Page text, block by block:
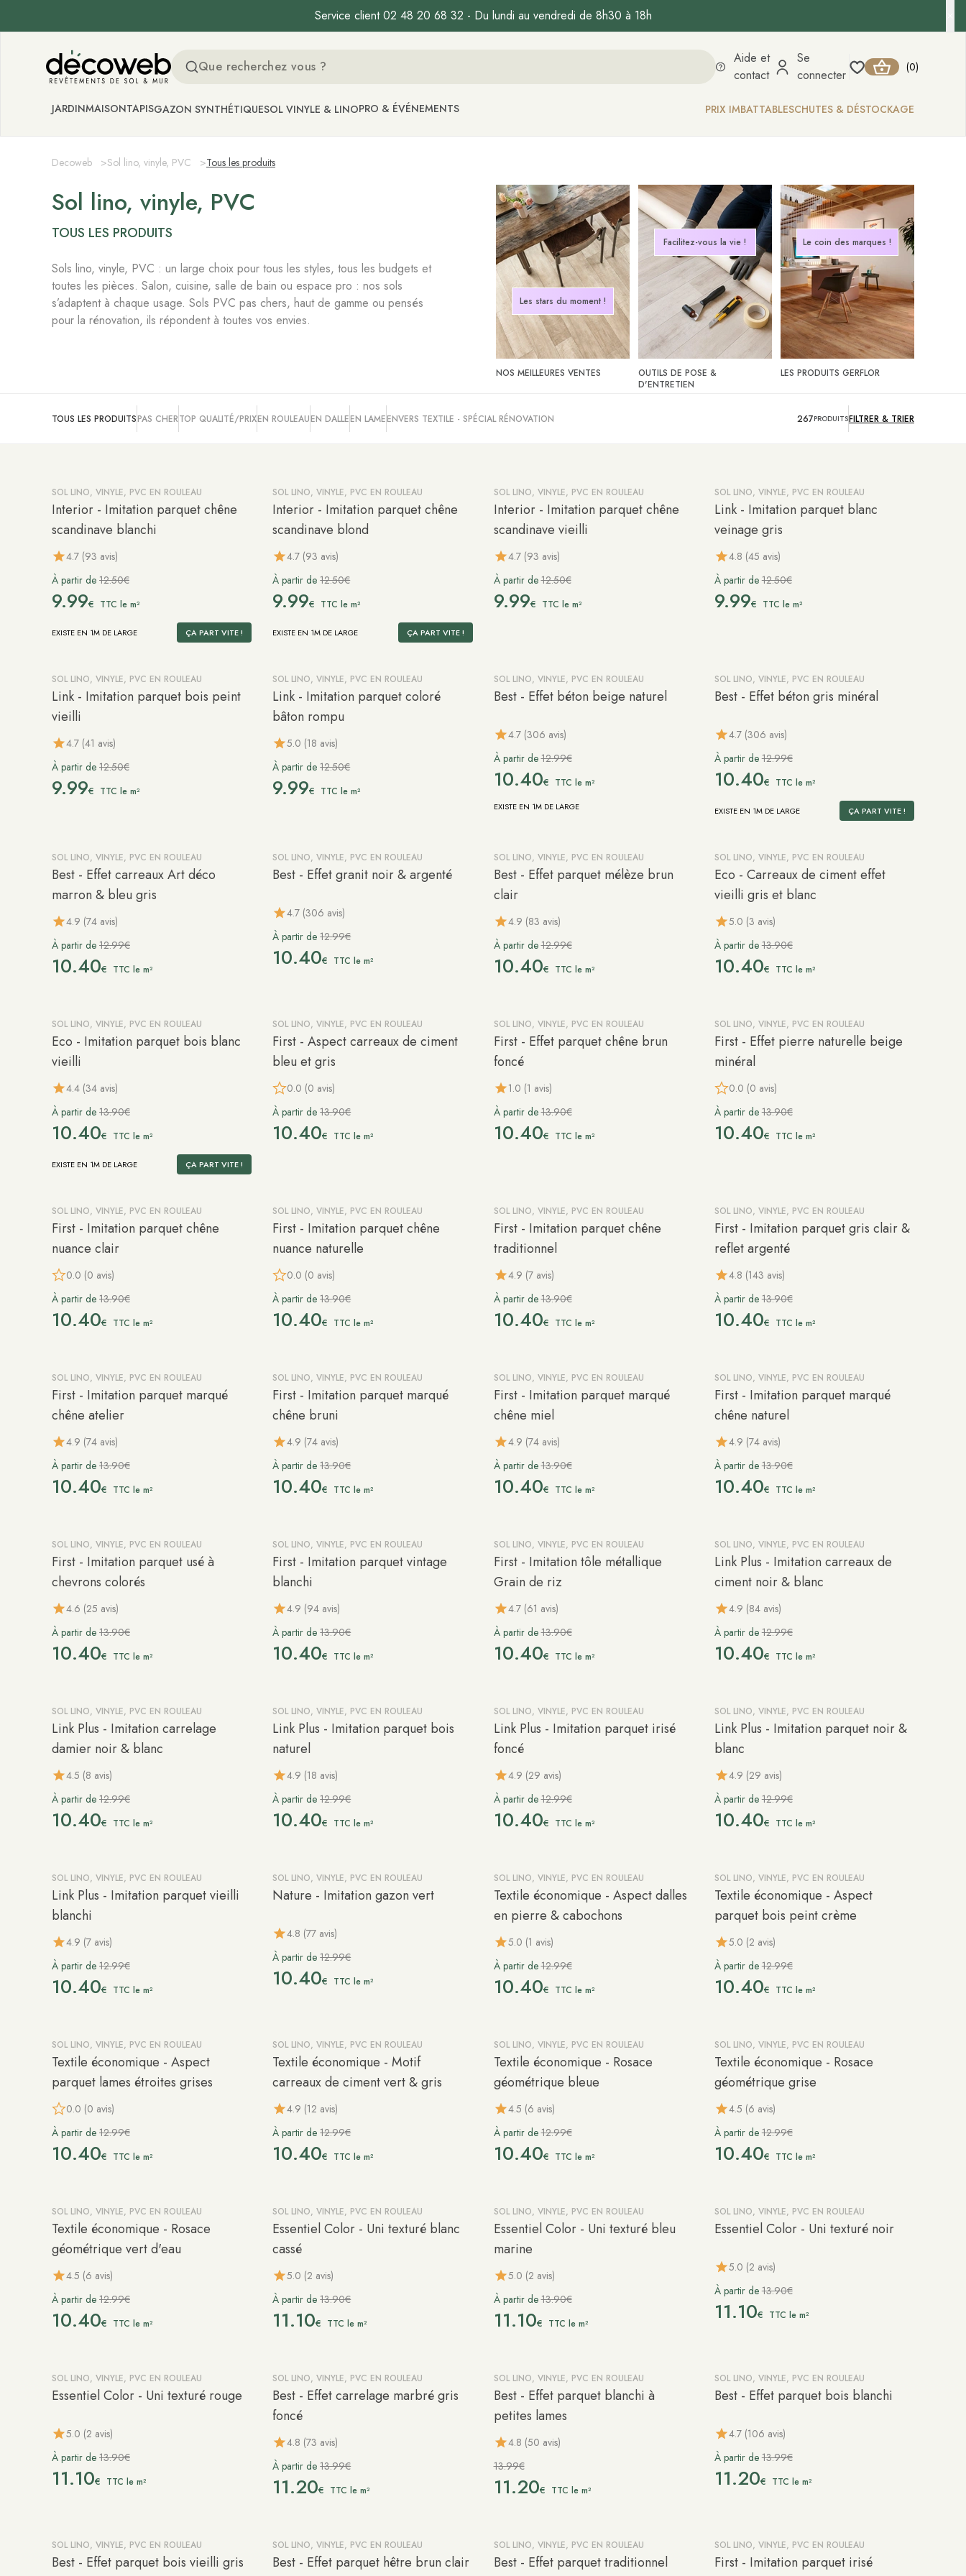
Service client 02 48 20 68 32 - Du lundi au vendredi de 8h30 à 18h
Decoweb
Aide et
contact
Se
connecter
(0)
JARDINMAISONTAPISGAZON SYNTHÉTIQUESOL VINYLE & LINOPRO & ÉVÉNEMENTS PRIX IMBATTABLESCHUTES & DÉSTOCKAGE
Decoweb >Sol lino, vinyle, PVC >Tous les produits
Sol lino, vinyle, PVC
TOUS LES PRODUITS
Sols lino, vinyle, PVC : un large choix pour tous les styles, tous les budgets et
toutes les pièces. Salon, cuisine, salle de bain ou espace pro : nos sols
s’adaptent à chaque usage. Sols PVC pas chers, haut de gamme ou pensés
pour la rénovation, ils répondent à toutes vos envies.
Les stars du moment !
NOS MEILLEURES VENTES
Facilitez-vous la vie !
OUTILS DE POSE &
D'ENTRETIEN
Le coin des marques !
LES PRODUITS GERFLOR
TOUS LES PRODUITSPAS CHERTOP QUALITÉ/PRIXEN ROULEAUEN DALLEEN LAMEENVERS TEXTILE - SPÉCIAL RÉNOVATION 267PRODUITSFILTRER & TRIER
-20%
SOL LINO, VINYLE, PVC EN ROULEAU
Interior - Imitation parquet chêne
scandinave blanchi
4.7 (93 avis)
À partir de 12.50€
9.99€ TTC le m²
EXISTE EN 1M DE LARGE ÇA PART VITE !
-20%
SOL LINO, VINYLE, PVC EN ROULEAU
Interior - Imitation parquet chêne
scandinave blond
4.7 (93 avis)
À partir de 12.50€
9.99€ TTC le m²
EXISTE EN 1M DE LARGE ÇA PART VITE !
-20%
SOL LINO, VINYLE, PVC EN ROULEAU
Interior - Imitation parquet chêne
scandinave vieilli
4.7 (93 avis)
À partir de 12.50€
9.99€ TTC le m²
-20%
SOL LINO, VINYLE, PVC EN ROULEAU
Link - Imitation parquet blanc
veinage gris
4.8 (45 avis)
À partir de 12.50€
9.99€ TTC le m²
-20%
SOL LINO, VINYLE, PVC EN ROULEAU
Link - Imitation parquet bois peint
vieilli
4.7 (41 avis)
À partir de 12.50€
9.99€ TTC le m²
-20%
SOL LINO, VINYLE, PVC EN ROULEAU
Link - Imitation parquet coloré
bâton rompu
5.0 (18 avis)
À partir de 12.50€
9.99€ TTC le m²
-20%
SOL LINO, VINYLE, PVC EN ROULEAU
Best - Effet béton beige naturel
4.7 (306 avis)
À partir de 12.99€
10.40€ TTC le m²
EXISTE EN 1M DE LARGE
-20%
SOL LINO, VINYLE, PVC EN ROULEAU
Best - Effet béton gris minéral
4.7 (306 avis)
À partir de 12.99€
10.40€ TTC le m²
EXISTE EN 1M DE LARGE ÇA PART VITE !
-20%
SOL LINO, VINYLE, PVC EN ROULEAU
Best - Effet carreaux Art déco
marron & bleu gris
4.9 (74 avis)
À partir de 12.99€
10.40€ TTC le m²
-20%
SOL LINO, VINYLE, PVC EN ROULEAU
Best - Effet granit noir & argenté
4.7 (306 avis)
À partir de 12.99€
10.40€ TTC le m²
-20%
SOL LINO, VINYLE, PVC EN ROULEAU
Best - Effet parquet mélèze brun
clair
4.9 (83 avis)
À partir de 12.99€
10.40€ TTC le m²
-25%
SOL LINO, VINYLE, PVC EN ROULEAU
Eco - Carreaux de ciment effet
vieilli gris et blanc
5.0 (3 avis)
À partir de 13.90€
10.40€ TTC le m²
-25%
SOL LINO, VINYLE, PVC EN ROULEAU
Eco - Imitation parquet bois blanc
vieilli
4.4 (34 avis)
À partir de 13.90€
10.40€ TTC le m²
EXISTE EN 1M DE LARGE ÇA PART VITE !
-25%
SOL LINO, VINYLE, PVC EN ROULEAU
First - Aspect carreaux de ciment
bleu et gris
0.0 (0 avis)
À partir de 13.90€
10.40€ TTC le m²
-25%
SOL LINO, VINYLE, PVC EN ROULEAU
First - Effet parquet chêne brun
foncé
1.0 (1 avis)
À partir de 13.90€
10.40€ TTC le m²
-25%
SOL LINO, VINYLE, PVC EN ROULEAU
First - Effet pierre naturelle beige
minéral
0.0 (0 avis)
À partir de 13.90€
10.40€ TTC le m²
-25%
SOL LINO, VINYLE, PVC EN ROULEAU
First - Imitation parquet chêne
nuance clair
0.0 (0 avis)
À partir de 13.90€
10.40€ TTC le m²
-25%
SOL LINO, VINYLE, PVC EN ROULEAU
First - Imitation parquet chêne
nuance naturelle
0.0 (0 avis)
À partir de 13.90€
10.40€ TTC le m²
-25%
SOL LINO, VINYLE, PVC EN ROULEAU
First - Imitation parquet chêne
traditionnel
4.9 (7 avis)
À partir de 13.90€
10.40€ TTC le m²
-25%
SOL LINO, VINYLE, PVC EN ROULEAU
First - Imitation parquet gris clair &
reflet argenté
4.8 (143 avis)
À partir de 13.90€
10.40€ TTC le m²
-25%
SOL LINO, VINYLE, PVC EN ROULEAU
First - Imitation parquet marqué
chêne atelier
4.9 (74 avis)
À partir de 13.90€
10.40€ TTC le m²
-25%
SOL LINO, VINYLE, PVC EN ROULEAU
First - Imitation parquet marqué
chêne bruni
4.9 (74 avis)
À partir de 13.90€
10.40€ TTC le m²
-25%
SOL LINO, VINYLE, PVC EN ROULEAU
First - Imitation parquet marqué
chêne miel
4.9 (74 avis)
À partir de 13.90€
10.40€ TTC le m²
-25%
SOL LINO, VINYLE, PVC EN ROULEAU
First - Imitation parquet marqué
chêne naturel
4.9 (74 avis)
À partir de 13.90€
10.40€ TTC le m²
-25% Précommande
SOL LINO, VINYLE, PVC EN ROULEAU
First - Imitation parquet usé à
chevrons colorés
4.6 (25 avis)
À partir de 13.90€
10.40€ TTC le m²
-25%
SOL LINO, VINYLE, PVC EN ROULEAU
First - Imitation parquet vintage
blanchi
4.9 (94 avis)
À partir de 13.90€
10.40€ TTC le m²
-25%
SOL LINO, VINYLE, PVC EN ROULEAU
First - Imitation tôle métallique
Grain de riz
4.7 (61 avis)
À partir de 13.90€
10.40€ TTC le m²
-20%
SOL LINO, VINYLE, PVC EN ROULEAU
Link Plus - Imitation carreaux de
ciment noir & blanc
4.9 (84 avis)
À partir de 12.99€
10.40€ TTC le m²
-20%
SOL LINO, VINYLE, PVC EN ROULEAU
Link Plus - Imitation carrelage
damier noir & blanc
4.5 (8 avis)
À partir de 12.99€
10.40€ TTC le m²
-20%
SOL LINO, VINYLE, PVC EN ROULEAU
Link Plus - Imitation parquet bois
naturel
4.9 (18 avis)
À partir de 12.99€
10.40€ TTC le m²
-20%
SOL LINO, VINYLE, PVC EN ROULEAU
Link Plus - Imitation parquet irisé
foncé
4.9 (29 avis)
À partir de 12.99€
10.40€ TTC le m²
-20% Précommande
SOL LINO, VINYLE, PVC EN ROULEAU
Link Plus - Imitation parquet noir &
blanc
4.9 (29 avis)
À partir de 12.99€
10.40€ TTC le m²
-20%
SOL LINO, VINYLE, PVC EN ROULEAU
Link Plus - Imitation parquet vieilli
blanchi
4.9 (7 avis)
À partir de 12.99€
10.40€ TTC le m²
-20%
SOL LINO, VINYLE, PVC EN ROULEAU
Nature - Imitation gazon vert
4.8 (77 avis)
À partir de 12.99€
10.40€ TTC le m²
-20%
SOL LINO, VINYLE, PVC EN ROULEAU
Textile économique - Aspect dalles
en pierre & cabochons
5.0 (1 avis)
À partir de 12.99€
10.40€ TTC le m²
-20%
SOL LINO, VINYLE, PVC EN ROULEAU
Textile économique - Aspect
parquet bois peint crème
5.0 (2 avis)
À partir de 12.99€
10.40€ TTC le m²
-20%
SOL LINO, VINYLE, PVC EN ROULEAU
Textile économique - Aspect
parquet lames étroites grises
0.0 (0 avis)
À partir de 12.99€
10.40€ TTC le m²
-20%
SOL LINO, VINYLE, PVC EN ROULEAU
Textile économique - Motif
carreaux de ciment vert & gris
4.9 (12 avis)
À partir de 12.99€
10.40€ TTC le m²
-20%
SOL LINO, VINYLE, PVC EN ROULEAU
Textile économique - Rosace
géométrique bleue
4.5 (6 avis)
À partir de 12.99€
10.40€ TTC le m²
-20%
SOL LINO, VINYLE, PVC EN ROULEAU
Textile économique - Rosace
géométrique grise
4.5 (6 avis)
À partir de 12.99€
10.40€ TTC le m²
-20%
SOL LINO, VINYLE, PVC EN ROULEAU
Textile économique - Rosace
géométrique vert d'eau
4.5 (6 avis)
À partir de 12.99€
10.40€ TTC le m²
-20%
SOL LINO, VINYLE, PVC EN ROULEAU
Essentiel Color - Uni texturé blanc
cassé
5.0 (2 avis)
À partir de 13.90€
11.10€ TTC le m²
-20%
SOL LINO, VINYLE, PVC EN ROULEAU
Essentiel Color - Uni texturé bleu
marine
5.0 (2 avis)
À partir de 13.90€
11.10€ TTC le m²
-20%
SOL LINO, VINYLE, PVC EN ROULEAU
Essentiel Color - Uni texturé noir
5.0 (2 avis)
À partir de 13.90€
11.10€ TTC le m²
-20%
SOL LINO, VINYLE, PVC EN ROULEAU
Essentiel Color - Uni texturé rouge
5.0 (2 avis)
À partir de 13.90€
11.10€ TTC le m²
-20%
SOL LINO, VINYLE, PVC EN ROULEAU
Best - Effet carrelage marbré gris
foncé
4.8 (73 avis)
À partir de 13.99€
11.20€ TTC le m²
-20%
SOL LINO, VINYLE, PVC EN ROULEAU
Best - Effet parquet blanchi à
petites lames
4.8 (50 avis)
13.99€
11.20€ TTC le m²
-20%
SOL LINO, VINYLE, PVC EN ROULEAU
Best - Effet parquet bois blanchi
4.7 (106 avis)
À partir de 13.99€
11.20€ TTC le m²
-20%
SOL LINO, VINYLE, PVC EN ROULEAU
Best - Effet parquet bois vieilli gris
-20%
SOL LINO, VINYLE, PVC EN ROULEAU
Best - Effet parquet hêtre brun clair
-20%
SOL LINO, VINYLE, PVC EN ROULEAU
Best - Effet parquet traditionnel
-25%
SOL LINO, VINYLE, PVC EN ROULEAU
First - Imitation parquet irisé